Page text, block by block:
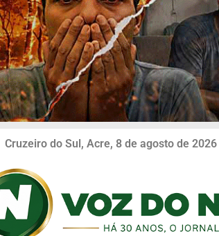
Cruzeiro do Sul, Acre, 8 de agosto de 2026